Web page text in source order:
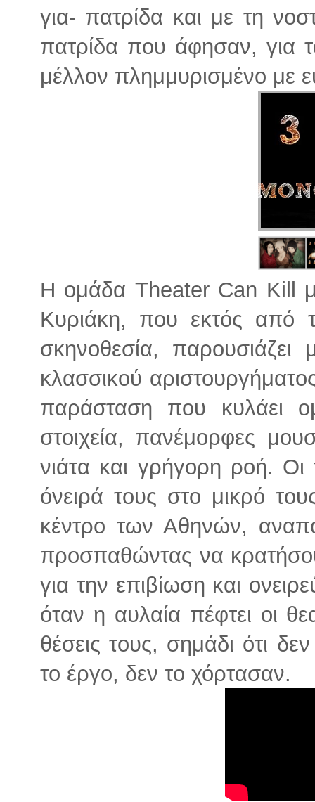
για- πατρίδα και με τη
πατρίδα που άφησαν, για
μέλλον πλημμυρισμένο με
Η ομάδα Theater Can Kill
Κυριάκη, που εκτός από
σκηνοθεσία, παρουσιάζει
κλασσικού
παράσταση που κυλάει
στοιχεία, πανέμορφες
νιάτα και γρήγορη ροή. Οι
όνειρά τους στο μικρό
κέντρο των Αθηνών,
προσπαθώντας να
για την επιβίωση και
όταν η αυλαία πέφτει οι
θέσεις τους, σημάδι ότι
το έργο, δεν το χόρτασαν.